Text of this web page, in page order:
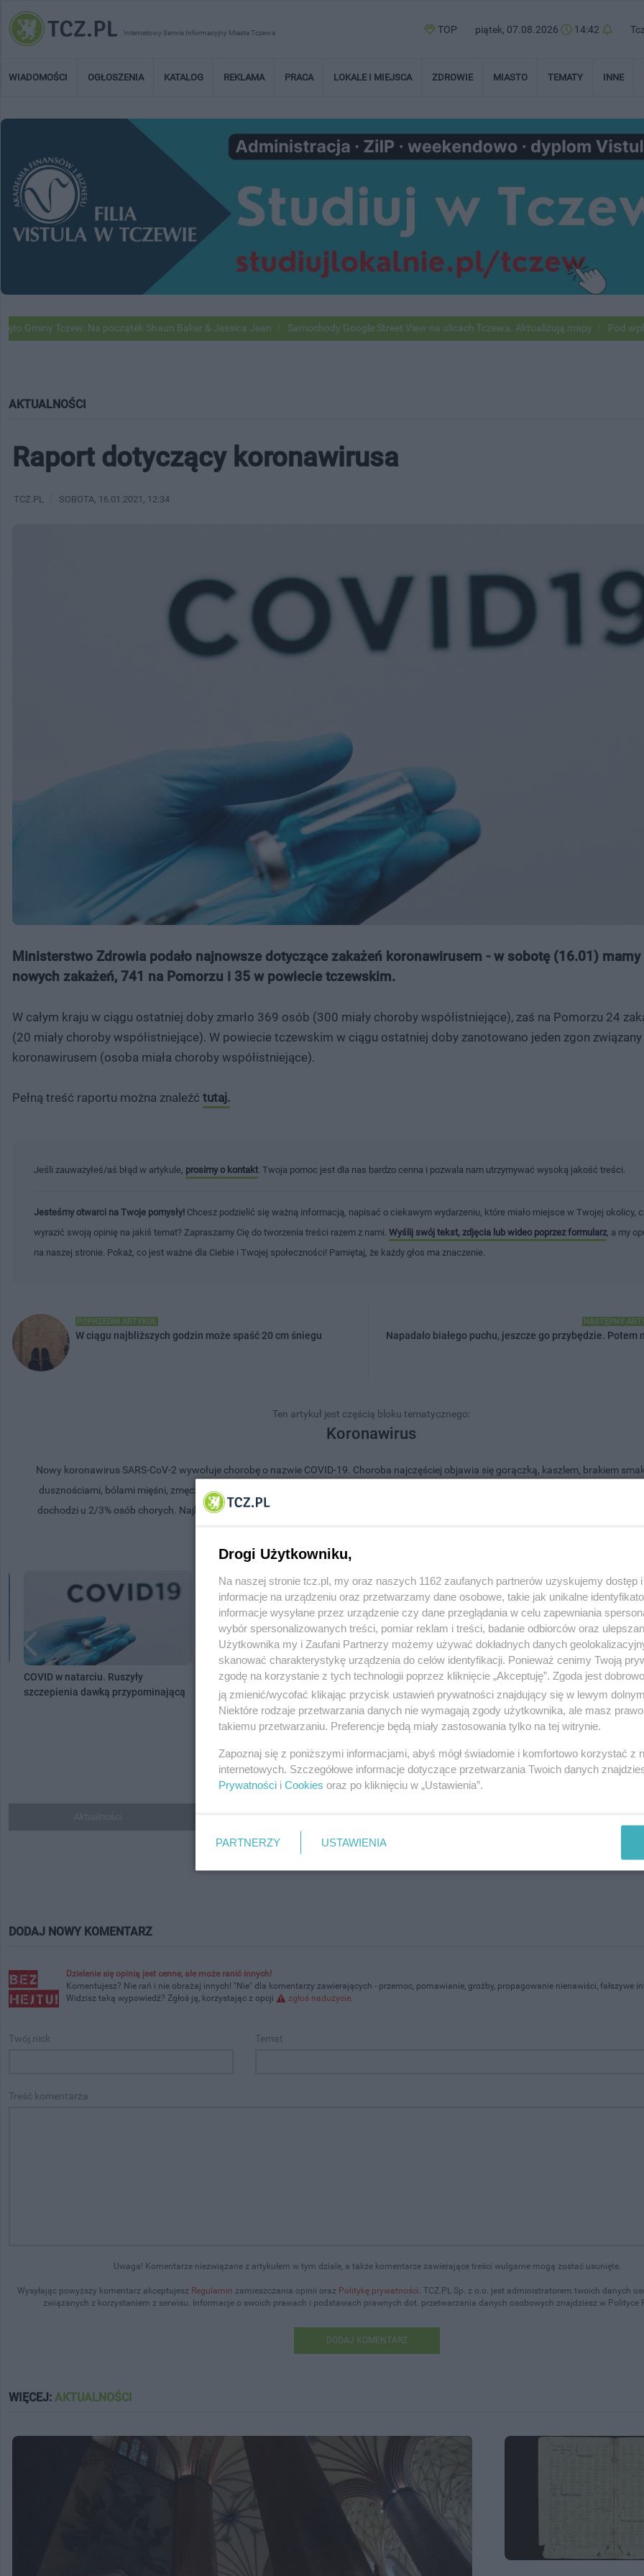
Internetowy Serwis Informacyjny Miasta Tczewa TOP piątek, 07.08.2026 14:42
WIADOMOŚCI OGŁOSZENIA KATALOG REKLAMA PRACA LOKALE I MIEJSCA ZDROWIE MIASTO TEMATY INNE
Na początek Shaun Baker & Jessica Jean Samochody Google Street View na ulicach Tczewa. Aktualizują mapy Pod wpływem
AKTUALNOŚCI
Raport dotyczący koronawirusa
TCZ.PL SOBOTA , 16.01.2021, 12:34
Ministerstwo Zdrowia podało najnowsze dotyczące zakażeń koronawirusem - w sobotę (16.01)
nowych zakażeń, 741 na Pomorzu i 35 w powiecie tczewskim.
W całym kraju w ciągu ostatniej doby zmarło 369 osób (300 miały choroby współistniejące), zaś na Pomorzu 24
(20 miały choroby współistniejące). W powiecie tczewskim w ciągu ostatniej doby zanotowano jeden zgon związany
koronawirusem (osoba miała choroby współistniejące).
Pełną treść raportu można znaleźć tutaj.
Jeśli zauważyłeś/aś błąd w artykule, prosimy o kontakt . Twoja pomoc jest dla nas bardzo cenna i pozwala nam utrzymywać wysoką jakość treści.
Jesteśmy otwarci na Twoje pomysły! Chcesz podzielić się ważną informacją, napisać o ciekawym wydarzeniu, które miało miejsce w Twojej okolicy,
wyrazić swoją opinię na jakiś temat? Zapraszamy Cię do tworzenia treści razem z nami. Wyślij swój tekst, zdjęcia lub wideo poprzez formularz , a my
na naszej stronie. Pokaż, co jest ważne dla Ciebie i Twojej społeczności! Pamiętaj, że każdy głos ma znaczenie.
POPRZEDNI ARTYKUŁ
W ciągu najbliższych godzin może spaść 20 cm śniegu
NASTĘPNY
Napadało białego puchu, jeszcze go przybędzie. Potem
Ten artykuł jest częścią bloku tematycznego:
Koronawirus
Nowy koronawirus SARS-CoV-2 wywołuje chorobę o nazwie COVID-19. Choroba najczęściej objawia się gorączką, kaszlem, brakiem
dusznościami, bólami mięśni, zmęczeniem. Wirus przenosi się drogą kropelkową. Ciężki przebieg choroby obserwuje się u ok. 15-20%
dochodzi u 2/3% osób chorych. Najbardziej narażone na rozwinięcie ciężkiej postaci choroby i zgon są osoby starsze, pacjenci
COVID w natarciu. Ruszyły
szczepienia dawką przypominającą
Koniec z wymazami - NFZ nie
zapłaci już za testy
Żegnajcie maseczki! Resort zdrowia
znosi większość obostrzeń
Luzowanie
WIĘCEJ ARTYKUŁÓW
DODAJ NOWY KOMENTARZ
Dzielenie się opinią jest cenne, ale może ranić innych!
Komentujesz? Nie rań i nie obrażaj innych! "Nie" dla komentarzy zawierających - przemoc, pomawianie, groźby, propagowanie nienawiści, fałszywe
Widzisz taką wypowiedź? Zgłoś ją, korzystając z opcji
zgłoś nadużycie.
Twój nick Temat
Treść komentarza
Uwaga! Komentarze niezwiązane z artykułem w tym dziale, a także komentarze zawierające treści wulgarne mogą zostać usunięte.
Wysyłając powyższy komentarz akceptujesz Regulamin zamieszczania opinii oraz Politykę prywatności. TCZ.PL Sp. z o.o. jest administratorem twoich danych
związanych z korzystaniem z serwisu. Informacje o swoich prawach i podstawach prawnych dot. przetwarzania danych osobowych znajdziesz w Polityce
DODAJ KOMENTARZ
WIĘCEJ: AKTUALNOŚCI
Drogi Użytkowniku,
Na naszej stronie tcz.pl, my oraz naszych 1162 zaufanych partnerów uzyskujemy dostęp
informacje na urządzeniu oraz przetwarzamy dane osobowe, takie jak unikalne
informacje wysyłane przez urządzenie czy dane przeglądania w celu zapewniania
wybór spersonalizowanych treści, pomiar reklam i treści, badanie odbiorców oraz
Użytkownika my i Zaufani Partnerzy możemy używać dokładnych danych
skanować charakterystykę urządzenia do celów identyfikacji. Ponieważ cenimy Twoją
zgodę na korzystanie z tych technologii poprzez kliknięcie „Akceptuję”. Zgoda jest
ją zmienić/wycofać klikając przycisk ustawień prywatności znajdujący się w lewym
Niektóre rodzaje przetwarzania danych nie wymagają zgody użytkownika, ale masz
takiemu przetwarzaniu. Preferencje będą miały zastosowania tylko na tej witrynie.
Zapoznaj się z poniższymi informacjami, abyś mógł świadomie i komfortowo korzystać z
internetowych. Szczegółowe informacje dotyczące przetwarzania Twoich danych
Prywatności i Cookies oraz po kliknięciu w „Ustawienia”.
PARTNERZY USTAWIENIA